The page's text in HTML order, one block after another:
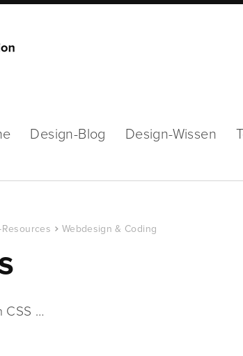
Design-Blog Design-Wissen
Webdesign & Coding
CSS …